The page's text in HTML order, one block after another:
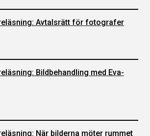
Avtalsrätt för fotografer
Bildbehandling med Eva-
När bilderna möter rummet